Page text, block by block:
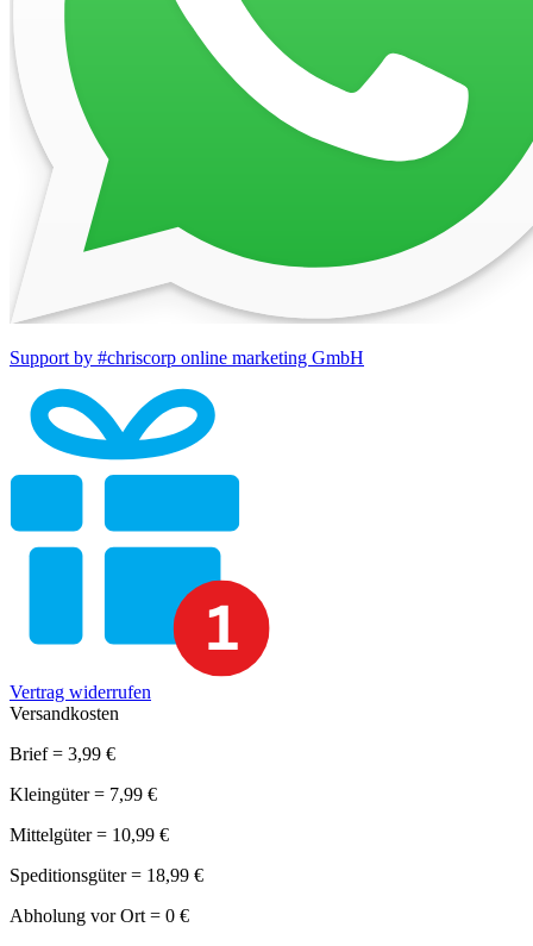
Support by #chriscorp online marketing GmbH
Vertrag widerrufen
Versandkosten
Brief = 3,99 €
Kleingüter = 7,99 €
Mittelgüter = 10,99 €
Speditionsgüter = 18,99 €
Abholung vor Ort = 0 €